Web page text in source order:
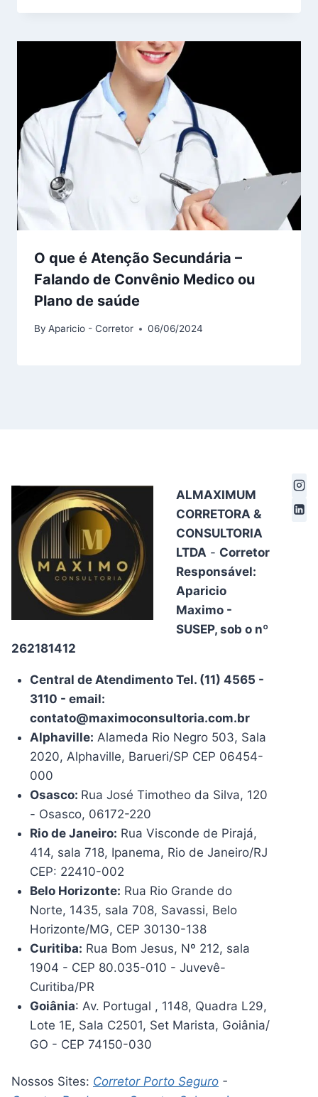
O que é Atenção Secundária –
Falando de Convênio Medico ou
Plano de saúde
By Aparicio - Corretor 06/06/2024
ALMAXIMUM
CORRETORA &
CONSULTORIA
LTDA - Corretor
Responsável:
Aparicio
Maximo -
SUSEP, sob o nº
262181412
Central de Atendimento Tel. (11) 4565 -
3110 - email:
contato@maximoconsultoria.com.br
Alphaville: Alameda Rio Negro 503, Sala
2020, Alphaville, Barueri/SP CEP 06454-
000
Osasco: Rua José Timotheo da Silva, 120
- Osasco, 06172-220
Rio de Janeiro: Rua Visconde de Pirajá,
414, sala 718, Ipanema, Rio de Janeiro/RJ
CEP: 22410-002
Belo Horizonte: Rua Rio Grande do
Norte, 1435, sala 708, Savassi, Belo
Horizonte/MG, CEP 30130-138
Curitiba: Rua Bom Jesus, Nº 212, sala
1904 - CEP 80.035-010 - Juvevê-
Curitiba/PR
Goiânia: Av. Portugal , 1148, Quadra L29,
Lote 1E, Sala C2501, Set Marista, Goiânia/
GO - CEP 74150-030
Nossos Sites: Corretor Porto Seguro -